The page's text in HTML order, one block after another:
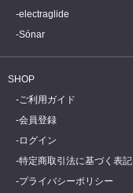
electraglide
Sónar
SHOP
ご利用ガイド
会員登録
ログイン
特定商取引法に基づく表記
プライバシーポリシー